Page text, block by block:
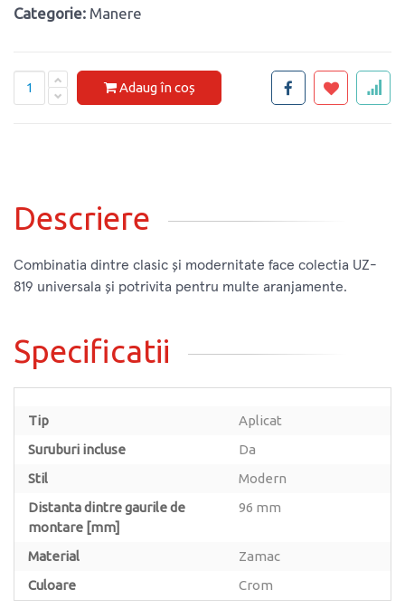
Categorie: Manere
Adaug în coș
Descriere
Combinatia dintre clasic și modernitate face colectia UZ-
819 universala și potrivita pentru multe aranjamente.
Specificatii
Tip
Aplicat
Suruburi incluse
Da
Stil
Modern
Distanta dintre gaurile de
montare [mm]
96 mm
Material
Zamac
Culoare
Crom